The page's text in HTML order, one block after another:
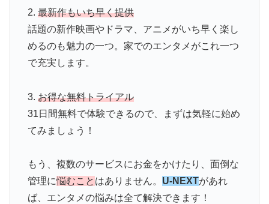
2. 最新作もいち早く提供
話題の新作映画やドラマ、アニメがいち早く楽し
めるのも魅力の一つ。家でのエンタメがこれ一つ
で充実します。
3. お得な無料トライアル
31日間無料で体験できるので、まずは気軽に始め
てみましょう！
もう、複数のサービスにお金をかけたり、面倒な
管理に悩むこと はありません。 U-NEXTがあれ
ば、エンタメの悩みは全て解決できます！